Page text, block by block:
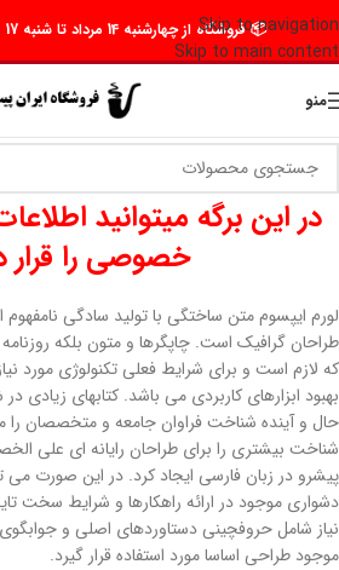
Skip to navigation
Skip to main content
📦 فروشگاه از چهارشنبه 14 مرداد تا شنبه 17 مرداد تعطیل است 🛵
منو
در این برگه میتوانید
خصوصی را قرار
لورم ایپسوم متن ساختگی با تولید سادگی
طراحان گرافیک است. چاپگرها و متون بلکه
که لازم است و برای شرایط فعلی تکنولوژی مورد
بهبود ابزارهای کاربردی می باشد. کتابهای
حال و آینده شناخت فراوان جامعه و متخصصان را می
شناخت بیشتری را برای طراحان رایانه ای علی
پیشرو در زبان فارسی ایجاد کرد. در این صورت می
دشواری موجود در ارائه راهکارها و شرایط سخت
نیاز شامل حروفچینی دستاوردهای اصلی و
موجود طراحی اساسا مورد استفاده قرار گیرد.